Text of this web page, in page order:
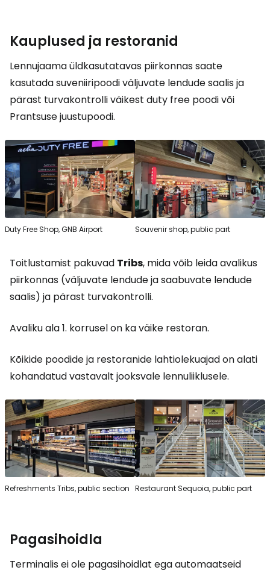
Kauplused ja restoranid
Lennujaama üldkasutatavas piirkonnas saate
kasutada suveniiripoodi väljuvate lendude saalis ja
pärast turvakontrolli väikest duty free poodi või
Prantsuse juustupoodi.
Duty Free Shop, GNB Airport Souvenir shop, public part
Toitlustamist pakuvad Tribs, mida võib leida avalikus
piirkonnas (väljuvate lendude ja saabuvate lendude
saalis) ja pärast turvakontrolli.
Avaliku ala 1. korrusel on ka väike restoran.
Kõikide poodide ja restoranide lahtiolekuajad on alati
kohandatud vastavalt jooksvale lennuliiklusele.
Refreshments Tribs, public section Restaurant Sequoia, public part
Pagasihoidla
Terminalis ei ole pagasihoidlat ega automaatseid